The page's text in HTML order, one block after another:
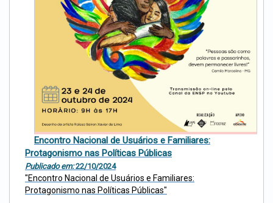
Encontro Nacional de Usuários e Familiares:
Protagonismo nas Políticas Públicas
Publicado em:22/10/2024
"Encontro Nacional de Usuários e Familiares:
Protagonismo nas Políticas Públicas"